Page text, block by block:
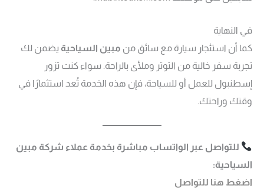
في النهاية
كما أن استئجار سيارة مع سائق من مبين السياحية يضمن لك
تجربة سفر خالية من التوتر وملأى بالراحة. سواء كنت تزور
إسطنبول للعمل أو للسياحة، فإن هذه الخدمة تُعد استثمارًا في
وقتك وراحتك.
للتواصل عبر الواتساب مباشرة بخدمة عملاء شركة مبين
السياحية:
اضغط هنا للتواصل